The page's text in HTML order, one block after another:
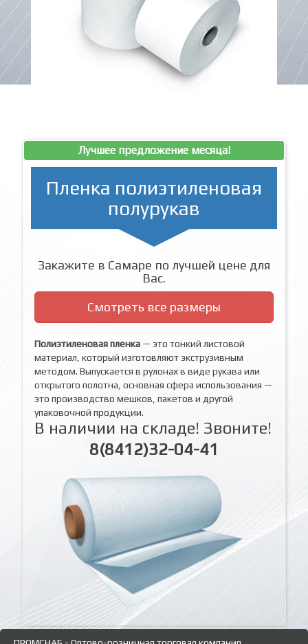
Лучшее предложение месяца!
Пленка полиэтиленовая
полурукав
Закажите в Самаре по лучшей цене для
Вас.
Смотреть все размеры
Полиэтиленовая пленка — это тонкий листовой
материал, который изготовляют экструзивным
методом. Выпускается в рулонах в виде рукава или
открытого полотна, основная сфера использования —
это производство мешков, пакетов и другой
упаковочной продукции.
В наличии на складе! Звоните!
8(8412)32-04-41